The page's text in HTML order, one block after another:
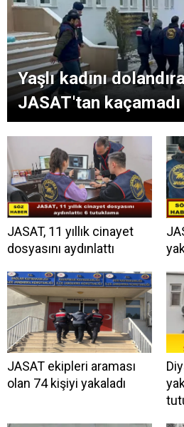
Yaşlı kadını
JASAT'tan kaçamadı
JASAT, 11 yıllık cinayet
dosyasını aydınlattı
JASAT ekipleri araması
olan 74 kişiyi yakaladı